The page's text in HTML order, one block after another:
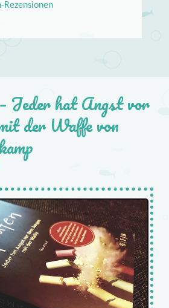
Rezensionen
Jeder hat Angst vor
der Waffe von